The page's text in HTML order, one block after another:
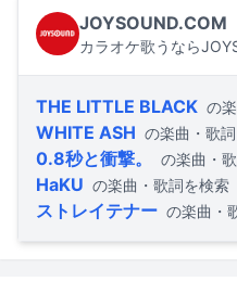
JOYSOUND.COM
カラオケ歌うなら
THE LITTLE BLACK の
WHITE ASH の楽曲・歌
0.8秒と衝撃。 の楽曲・
HaKU の楽曲・歌詞を検索
ストレイテナー の楽曲・